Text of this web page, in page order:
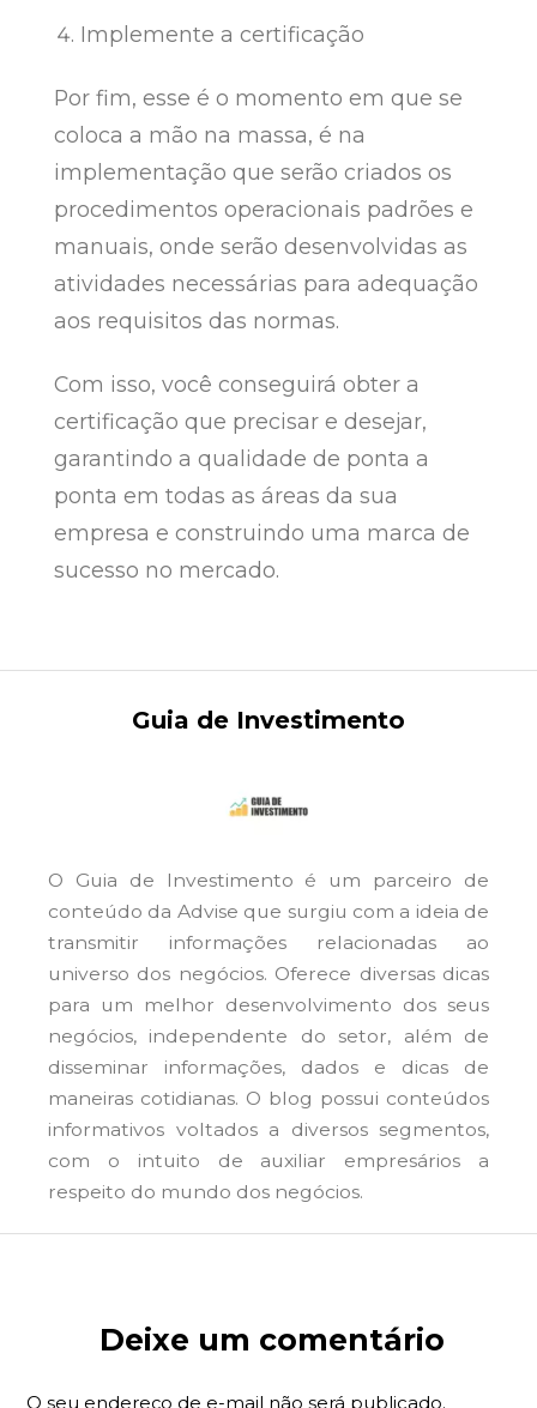
Implemente a certificação
Por fim, esse é o momento em que se
coloca a mão na massa, é na
implementação que serão criados os
procedimentos operacionais padrões e
manuais, onde serão desenvolvidas as
atividades necessárias para adequação
aos requisitos das normas.
Com isso, você conseguirá obter a
certificação que precisar e desejar,
garantindo a qualidade de ponta a
ponta em todas as áreas da sua
empresa e construindo uma marca de
sucesso no mercado.
Guia de Investimento
O Guia de Investimento é um parceiro de
conteúdo da Advise que surgiu com a ideia de
transmitir informações relacionadas ao
universo dos negócios. Oferece diversas dicas
para um melhor desenvolvimento dos seus
negócios, independente do setor, além de
disseminar informações, dados e dicas de
maneiras cotidianas. O blog possui conteúdos
informativos voltados a diversos segmentos,
com o intuito de auxiliar empresários a
respeito do mundo dos negócios.
Deixe um comentário
O seu endereço de e-mail não será publicado.